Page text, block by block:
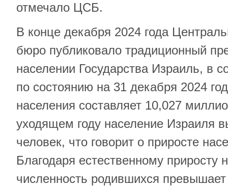
отмечало ЦСБ.
В конце декабря 2024 года
бюро публиковало традиционный
населении Государства Израиль, в
по состоянию на 31 декабря 2024
населения составляет 10,027
уходящем году население Израиля
человек, что говорит о приросте
Благодаря естественному приросту
численность родившихся